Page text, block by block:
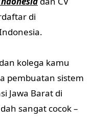
di
kolega kamu
pembuatan sistem
Jawa Barat di
sangat cocok –